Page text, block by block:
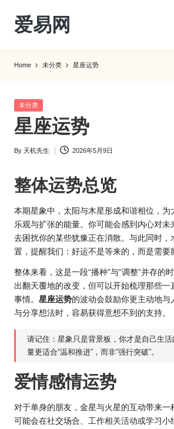
Skip
content
爱易网
转
农
历
历
询
_2ebc.com
Home 未分类 星座运势
Posted
未分类
星座运势
Posted
By 天机先生 2026年5月9日
整体运势总览
本期星象中，太阳与木星形成和谐相位，为
乐观与扩张的能量。你可能会感到内心对未
去困扰你的某些犹豫正在消散。与此同时，
置，提醒我们：好运不是等来的，而是需要
整体来看，这是一段“播种”与“调整”并存的
出翻天覆地的改变，但可以开始梳理那些一
事情。 星座运势的波动会鼓励你更主动地与
与分享想法时，容易获得意想不到的支持。
请记住：星象只是背景板，你才是自己生
量更适合“温和推进”，而非“强行突破”。
爱情感情运势
对于单身的朋友，金星与火星的互动带来一
可能会在社交场合、工作相关活动或学习小